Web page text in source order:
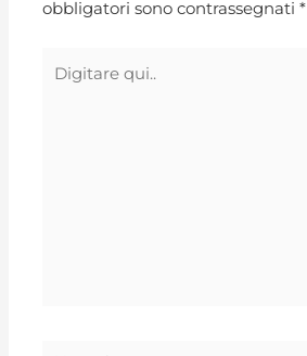
obbligatori sono contrassegnati*